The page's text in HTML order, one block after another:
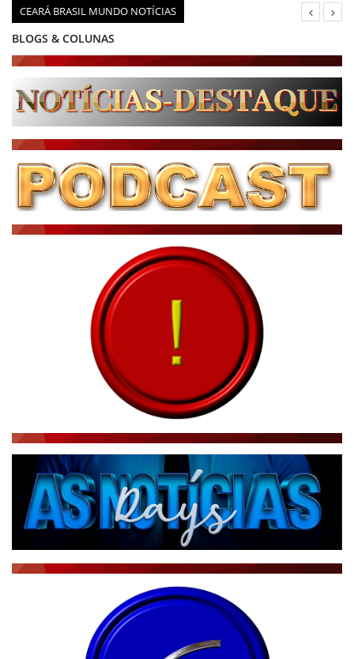
CEARÁ BRASIL MUNDO NOTÍCIAS
BLOGS & COLUNAS
PODCAST - PONTO DE VISTA
BRASIL DE FATO - ÚLTIMAS NOTÍCIAS
ÚLTIMAS NOTÍCIAS
NOTÍCIAS TAMBÉM NA TELA
BRASIL MUNDO AO VIVO
JORNAL DO BRASIL
NOTÍCIAS AO MINUTO
ACONTECEU...VIROU MANCHETE!